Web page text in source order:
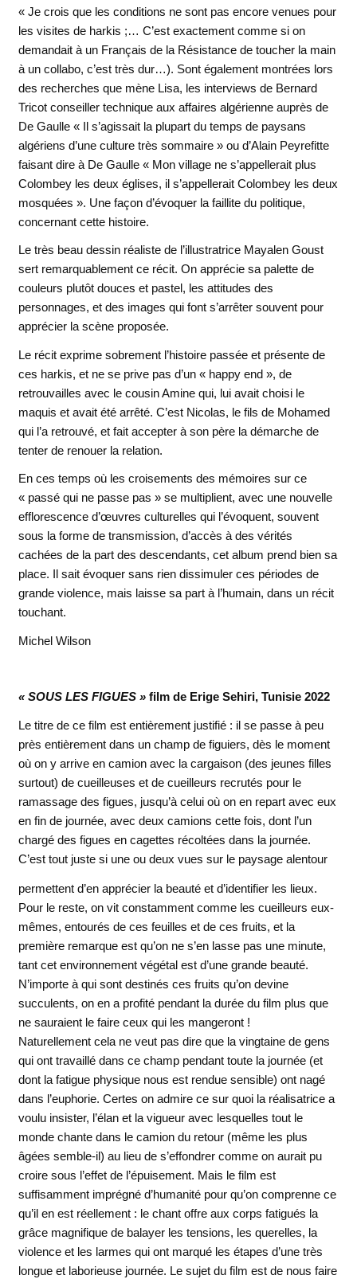
« Je crois que les conditions ne sont pas encore venues pour
les visites de harkis ;… C’est exactement comme si on
demandait à un Français de la Résistance de toucher la main
à un collabo, c’est très dur…). Sont également montrées lors
des recherches que mène Lisa, les interviews de Bernard
Tricot conseiller technique aux affaires algérienne auprès de
De Gaulle « Il s’agissait la plupart du temps de paysans
algériens d’une culture très sommaire » ou d’Alain Peyrefitte
faisant dire à De Gaulle « Mon village ne s’appellerait plus
Colombey les deux églises, il s’appellerait Colombey les deux
mosquées ». Une façon d’évoquer la faillite du politique,
concernant cette histoire.
Le très beau dessin réaliste de l’illustratrice Mayalen Goust
sert remarquablement ce récit. On apprécie sa palette de
couleurs plutôt douces et pastel, les attitudes des
personnages, et des images qui font s’arrêter souvent pour
apprécier la scène proposée.
Le récit exprime sobrement l’histoire passée et présente de
ces harkis, et ne se prive pas d’un « happy end », de
retrouvailles avec le cousin Amine qui, lui avait choisi le
maquis et avait été arrêté. C’est Nicolas, le fils de Mohamed
qui l’a retrouvé, et fait accepter à son père la démarche de
tenter de renouer la relation.
En ces temps où les croisements des mémoires sur ce
« passé qui ne passe pas » se multiplient, avec une nouvelle
efflorescence d’œuvres culturelles qui l’évoquent, souvent
sous la forme de transmission, d’accès à des vérités
cachées de la part des descendants, cet album prend bien sa
place. Il sait évoquer sans rien dissimuler ces périodes de
grande violence, mais laisse sa part à l’humain, dans un récit
touchant.
Michel Wilson
« SOUS LES FIGUES »film de Erige Sehiri, Tunisie 2022
Le titre de ce film est entièrement justifié : il se passe à peu
près entièrement dans un champ de figuiers, dès le moment
où on y arrive en camion avec la cargaison (des jeunes filles
surtout) de cueilleuses et de cueilleurs recrutés pour le
ramassage des figues, jusqu’à celui où on en repart avec eux
en fin de journée, avec deux camions cette fois, dont l’un
chargé des figues en cagettes récoltées dans la journée.
C’est tout juste si une ou deux vues sur le paysage alentour
permettent d’en apprécier la beauté et d’identifier les lieux.
Pour le reste, on vit constamment comme les cueilleurs eux-
mêmes, entourés de ces feuilles et de ces fruits, et la
première remarque est qu’on ne s’en lasse pas une minute,
tant cet environnement végétal est d’une grande beauté.
N’importe à qui sont destinés ces fruits qu’on devine
succulents, on en a profité pendant la durée du film plus que
ne sauraient le faire ceux qui les mangeront !
Naturellement cela ne veut pas dire que la vingtaine de gens
qui ont travaillé dans ce champ pendant toute la journée (et
dont la fatigue physique nous est rendue sensible) ont nagé
dans l’euphorie. Certes on admire ce sur quoi la réalisatrice a
voulu insister, l’élan et la vigueur avec lesquelles tout le
monde chante dans le camion du retour (même les plus
âgées semble-il) au lieu de s’effondrer comme on aurait pu
croire sous l’effet de l’épuisement. Mais le film est
suffisamment imprégné d’humanité pour qu’on comprenne ce
qu’il en est réellement : le chant offre aux corps fatigués la
grâce magnifique de balayer les tensions, les querelles, la
violence et les larmes qui ont marqué les étapes d’une très
longue et laborieuse journée. Le sujet du film est de nous faire